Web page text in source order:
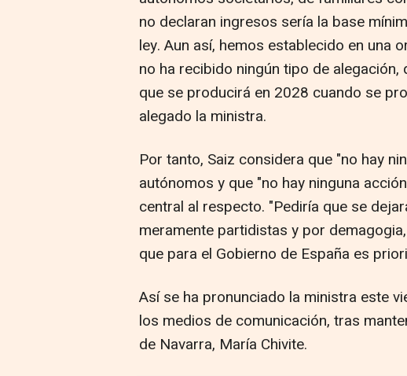
no declaran ingresos sería la base
ley. Aun así, hemos establecido en una
no ha recibido ningún tipo de
que se producirá en 2028 cuando se
alegado la ministra.
Por tanto, Saiz considera que "no hay
autónomos y que "no hay ninguna
central al respecto. "Pediría que se
meramente partidistas y por
que para el Gobierno de España es
Así se ha pronunciado la ministra este
los medios de comunicación, tras
de Navarra, María Chivite.